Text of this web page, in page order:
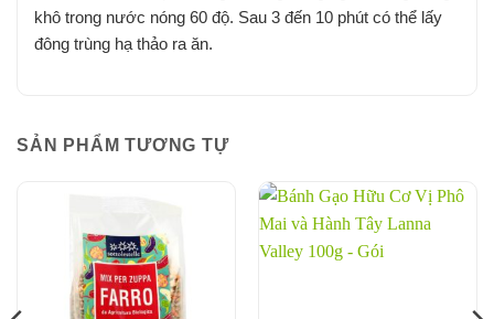
khô trong nước nóng 60 độ. Sau 3 đến 10 phút có thể lấy
đông trùng hạ thảo ra ăn.
SẢN PHẨM TƯƠNG TỰ